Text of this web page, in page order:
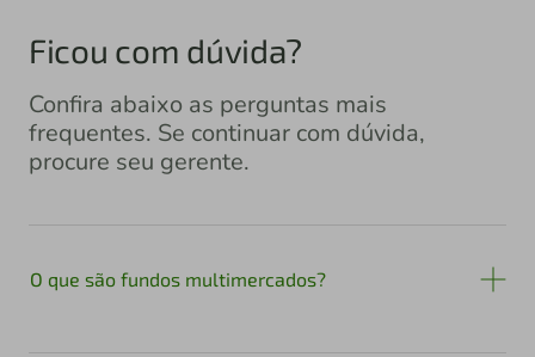
Ficou com dúvida?
Confira abaixo as perguntas mais
frequentes. Se continuar com dúvida,
procure seu gerente.
O que são fundos multimercados?